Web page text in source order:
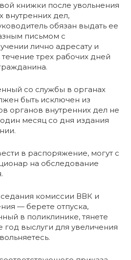
книжки после увольнения
внутренних дел,
обязан выдать ее
письмом с
лично адресату и
трех рабочих дней
со службы в органах
быть исключен из
органов внутренних дел не
месяц со дня издания
в распоряжение, могут с
на обследование
комиссии ВВК и
— берете отпуска,
в поликлинике, тянете
год выслуги для увеличения